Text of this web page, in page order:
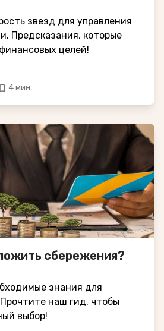
звезд для управления
Предсказания, которые
целей!
4 мин.
сбережения?
знания для
наш гид, чтобы
выбор!